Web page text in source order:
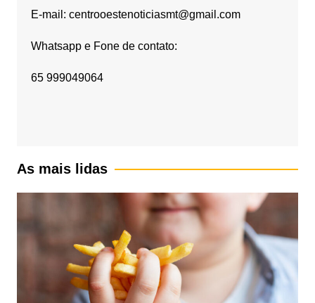
E-mail: centrooestenoticiasmt@gmail.com
Whatsapp e Fone de contato:
65 999049064
As mais lidas